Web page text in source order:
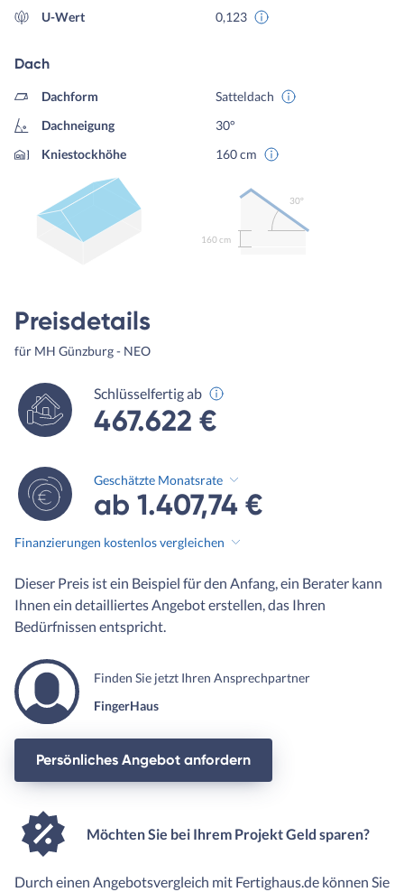
U-Wert
0,123
Dach
Dachform
Satteldach
Dachneigung
30°
Kniestockhöhe
160 cm
160 cm
30º
Preisdetails
für MH Günzburg - NEO
Schlüsselfertig ab
467.622 €
Geschätzte Monatsrate
ab 1.407,74 €
Finanzierungen kostenlos vergleichen
Dieser Preis ist ein Beispiel für den Anfang, ein Berater kann
Ihnen ein detailliertes Angebot erstellen, das Ihren
Bedürfnissen entspricht.
Finden Sie jetzt Ihren Ansprechpartner
FingerHaus
Persönliches Angebot anfordern
Möchten Sie bei Ihrem Projekt Geld sparen?
Durch einen Angebotsvergleich mit Fertighaus.de können Sie